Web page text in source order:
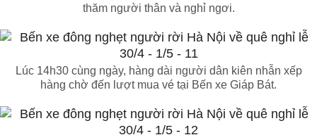
thăm người thân và nghỉ ngơi.
Lúc 14h30 cùng ngày, hàng dài người dân kiên nhẫn xếp
hàng chờ đến lượt mua vé tại Bến xe Giáp Bát.